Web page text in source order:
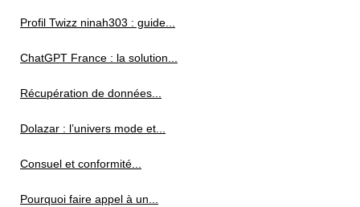
Profil Twizz ninah303 : guide...
ChatGPT France : la solution...
Récupération de données...
Dolazar : l’univers mode et...
Consuel et conformité...
Pourquoi faire appel à un...